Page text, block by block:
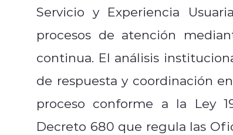
Servicio y Experiencia
procesos de atención
continua. El análisis
de respuesta y coordinación
proceso conforme a la Ley
Decreto 680 que regula las